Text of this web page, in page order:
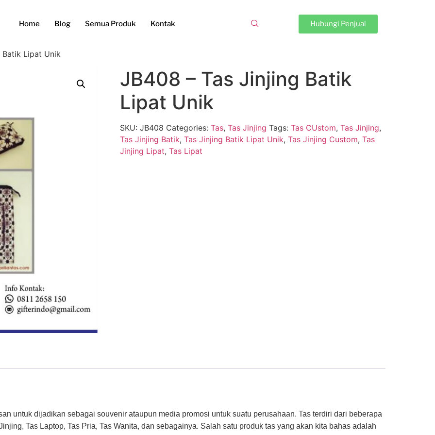
Home Blog Semua Produk Kontak Hubungi Penjual
Lipat Unik
JB408 – Tas Jinjing Batik
Lipat Unik
SKU: JB408 Categories: Tas, Tas Jinjing Tags: Tas CUstom, Tas Jinjing,
Tas Jinjing Batik, Tas Jinjing Batik Lipat Unik, Tas Jinjing Custom, Tas
Jinjing Lipat, Tas Lipat
untuk dijadikan sebagai souvenir ataupun media promosi untuk suatu perusahaan. Tas terdiri dari beberapa
Tas Laptop, Tas Pria, Tas Wanita, dan sebagainya. Salah satu produk tas yang akan kita bahas adalah